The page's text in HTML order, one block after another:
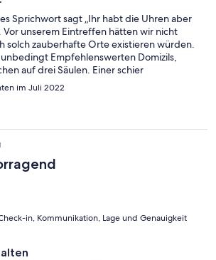
Sprichwort sagt „Ihr habt die Uhren aber
Vor unserem Eintreffen hätten wir nicht
solch zauberhafte Orte existieren würden.
Empfehlenswerten Domizils,
auf drei Säulen. Einer schier
Stille. Einem mit viel Gespür
zu sein. Aber die alles tragende Säule
von höchst amüsanten tierischen
als Fremde und sind als Freunde
sind wir auch mit einer ganzen Kiste
diese wundervolle Zeit. Also liebe
Ihr Ballermann, El Arenal und ähnliche
Geschmacks bevorzugen solltet,
zauberhaften Rückzugsort und an alle
sei gesagt „Hier ist man Mensch, hier
und Kai aus Thüringen
im Juli 2022
in, Kommunikation, Lage und Genauigkeit